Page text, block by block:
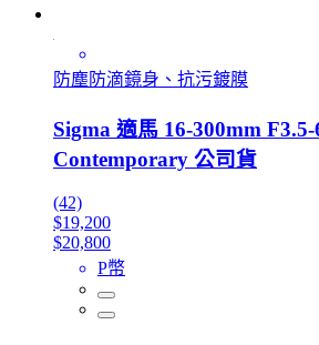
防塵防滴鏡身、抗污鍍膜
Sigma 適馬 16-300mm
Contemporary 公司貨
(42)
$19,200
$20,800
P幣